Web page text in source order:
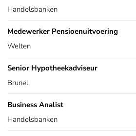
Handelsbanken
Medewerker Pensioenuitvoering
Welten
Senior Hypotheekadviseur
Brunel
Business Analist
Handelsbanken